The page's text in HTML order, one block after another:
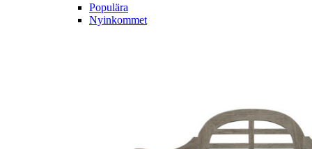
Populära
Nyinkommet